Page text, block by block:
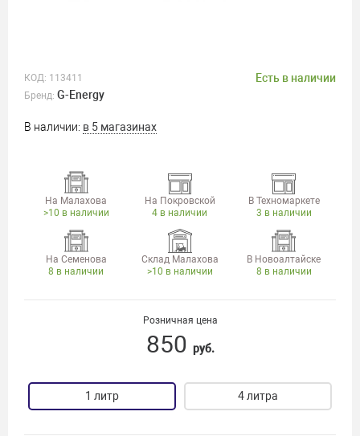
КОД: 113411 Есть в наличии
Бренд: G-Energy
В наличии: в 5 магазинах
На Малахова
>10 в наличии
На Покровской
4 в наличии
В Техномаркете
3 в наличии
На Семенова
8 в наличии
Склад Малахова
>10 в наличии
В Новоалтайске
8 в наличии
Розничная цена
850 руб.
1 литр 4 литра